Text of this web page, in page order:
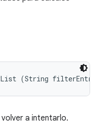
(String
a intentarlo.